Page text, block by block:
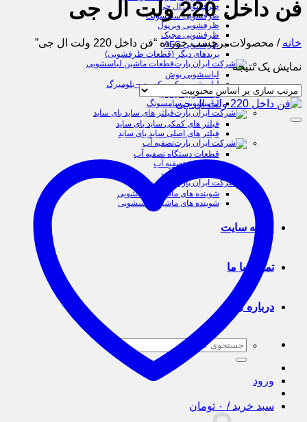
ظرفشویی ال جی
ظرفشویی سامسونگ
ظرفشویی ویرپول
ظرفشویی مجیک
ظرفشویی AEG
برندهای دیگر (قطعات ظرفشویی)
قطعات ماشین لباسشویی
لباسشویی بوش
لباسشویی بکو – کنوود – بلومبرگ
لباسشویی ال جی
لباسشویی سامسونگ
فیلتر های ساید بای ساید
فیلتر های کمکی ساید بای ساید
فیلتر های اصلی ساید بای ساید
تصفیه آب
قطعات دستگاه تصفیه آب
فیلتر های تصفیه آب
دستگاه تصفیه آب
شوینده
شوینده های ماشین ظرفشویی
شوینده های ماشین لباسشویی
مقاله سایت
تماس با ما
درباره ی ما
جستجو
برای:
ورود
سبد خرید / ۰ تومان
فن داخل 220 ولت ال جی
خانه / محصولات برچسب خورده “فن داخل 220 ولت ال جی”
نمایش یک نتیجه